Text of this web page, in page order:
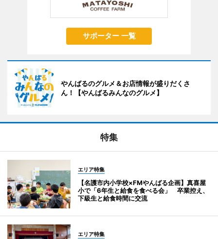
サポーター 一覧
やんばるのグルメ＆お店情報が盛りだくさ
ん！【やんばるみんなのグルメ】
特集
エリア特集
【名護市内小学校×FMやんばる企画】真喜屋
小で「6年生と給食を食べる会」 卒業控え、
下級生と給食時間に交流
エリア特集